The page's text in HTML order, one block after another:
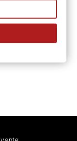
?
Extra-fine
et acrylique